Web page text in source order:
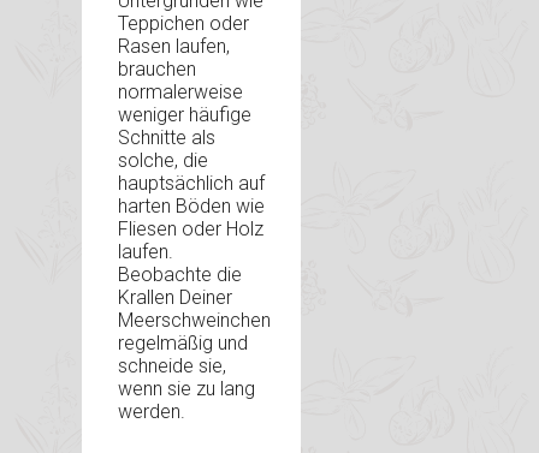
Teppichen oder
Rasen laufen,
brauchen
normalerweise
weniger häufige
Schnitte als
solche, die
hauptsächlich auf
harten Böden wie
Fliesen oder Holz
laufen.
Beobachte die
Krallen Deiner
Meerschweinchen
regelmäßig und
schneide sie,
wenn sie zu lang
werden.